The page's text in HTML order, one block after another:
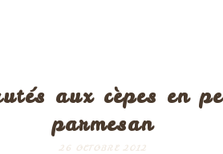
aux cèpes en
parmesan
26 OCTOBRE 2012